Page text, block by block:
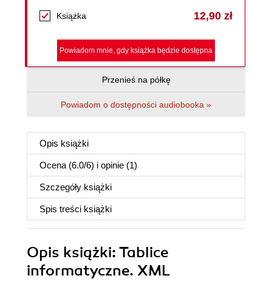
Książka 12,90 zł
Powiadom mnie, gdy książka będzie dostępna
Przenieś na półkę
Powiadom o dostępności audiobooka »
Opis książki
Ocena (6.0/6) i opinie (1)
Szczegóły książki
Spis treści książki
Opis książki: Tablice
informatyczne. XML